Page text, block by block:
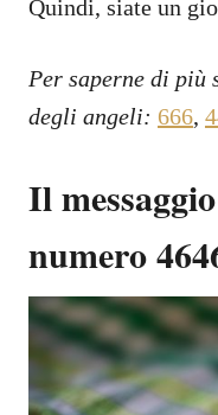
Quindi, siate un
Per saperne di più
degli angeli: 666,
Il
numero